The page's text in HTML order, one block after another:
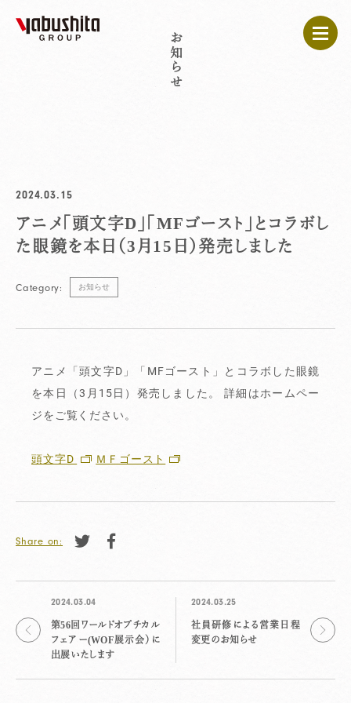
お知らせ
2024.03.15
アニメ「頭文字D」「MFゴースト」とコラボし
た眼鏡を本日（3月15日）発売しました
Category: お知らせ
アニメ「頭文字D」「MFゴースト」とコラボした眼鏡
を本日（3月15日）発売しました。 詳細はホームペー
ジをご覧ください。
頭文字D ＭＦゴースト
Share on:
2024.03.04
第56回ワールドオプチカル
フェアー(WOF展示会）に
出展いたします
2024.03.25
社員研修による営業日程
変更のお知らせ